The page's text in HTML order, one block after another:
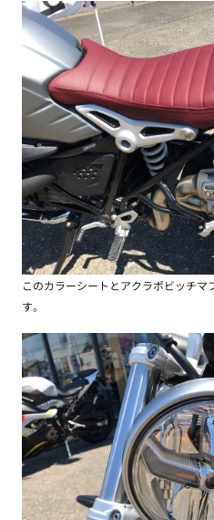
このカラーシートとアクラポビッチマ
す。